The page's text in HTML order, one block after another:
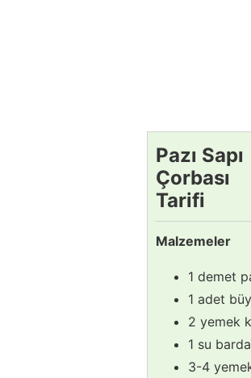
Pazı Sapı
Çorbası
Tarifi
Malzemeler
1 demet
1 adet
2 yemek
1 su
3-4 yemek